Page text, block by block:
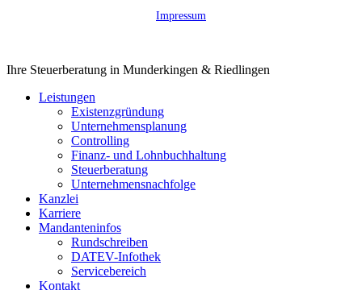
Impressum
Close
Ihre Steuerberatung in Munderkingen & Riedlingen
Leistungen
Existenzgründung
Unternehmensplanung
Controlling
Finanz- und Lohnbuchhaltung
Steuerberatung
Unternehmensnachfolge
Kanzlei
Karriere
Mandanteninfos
Rundschreiben
DATEV-Infothek
Servicebereich
Kontakt